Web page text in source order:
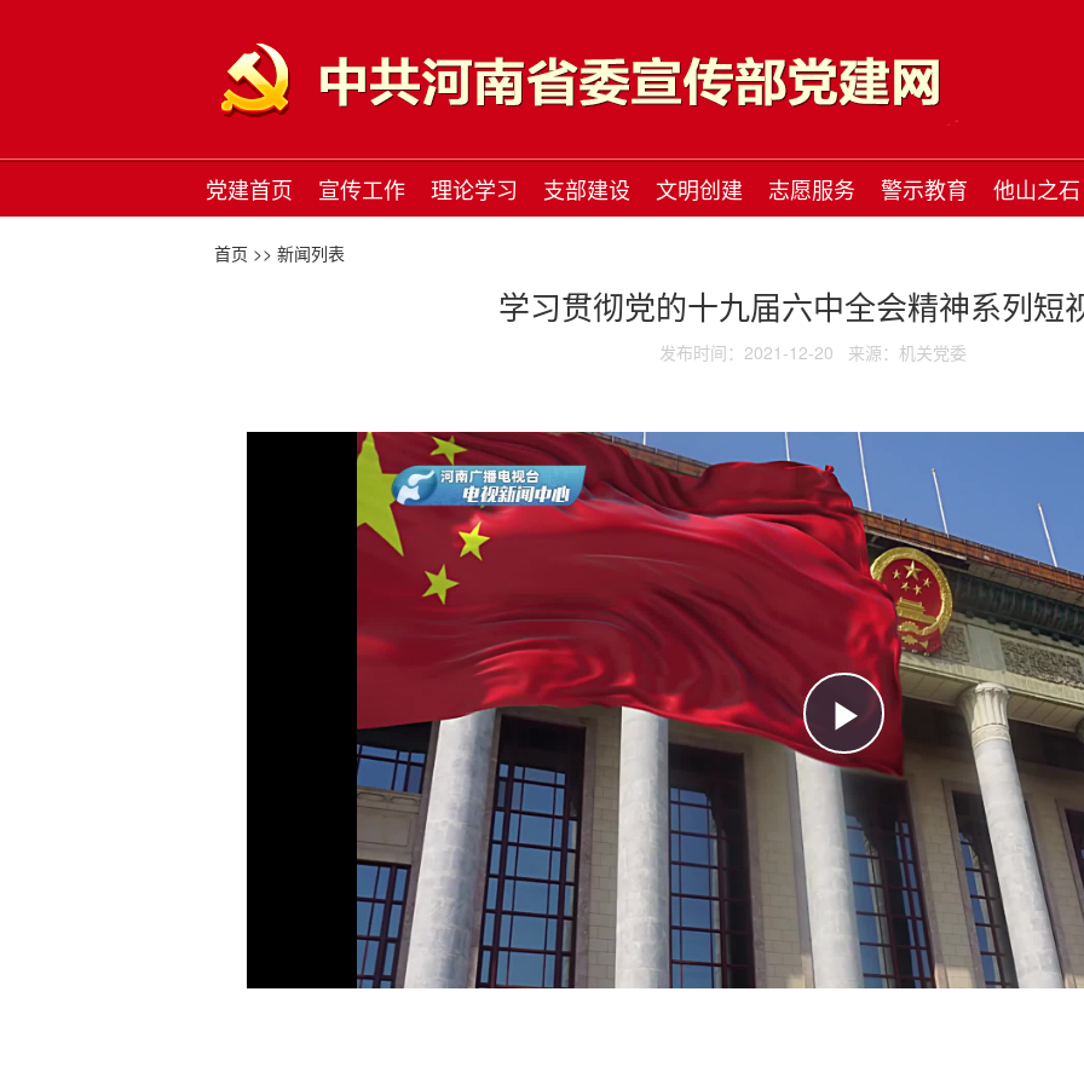
党建首页 宣传工作 理论学习 支部建设 文明创建 志愿服务 警示教育 他山之石
首页 >> 新闻列表
学习贯彻党的十九届六中全会精神系列短
发布时间：2021-12-20 来源：机关党委